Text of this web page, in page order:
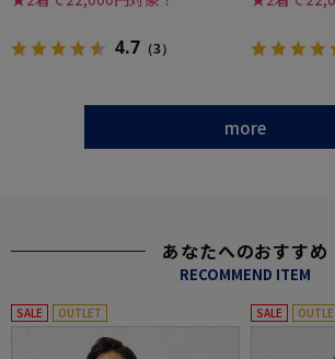
4.7 （3）
more
あなたへのおすすめ
RECOMMEND ITEM
SALE OUTLET SALE